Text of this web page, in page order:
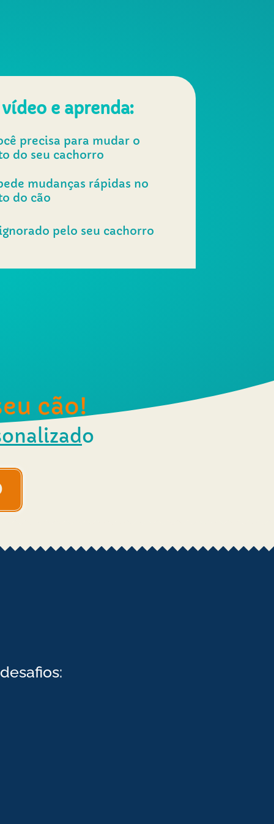
e aprenda:
precisa para mudar o
do seu cachorro
mudanças rápidas no
do cão
pelo seu cachorro
cão!
o